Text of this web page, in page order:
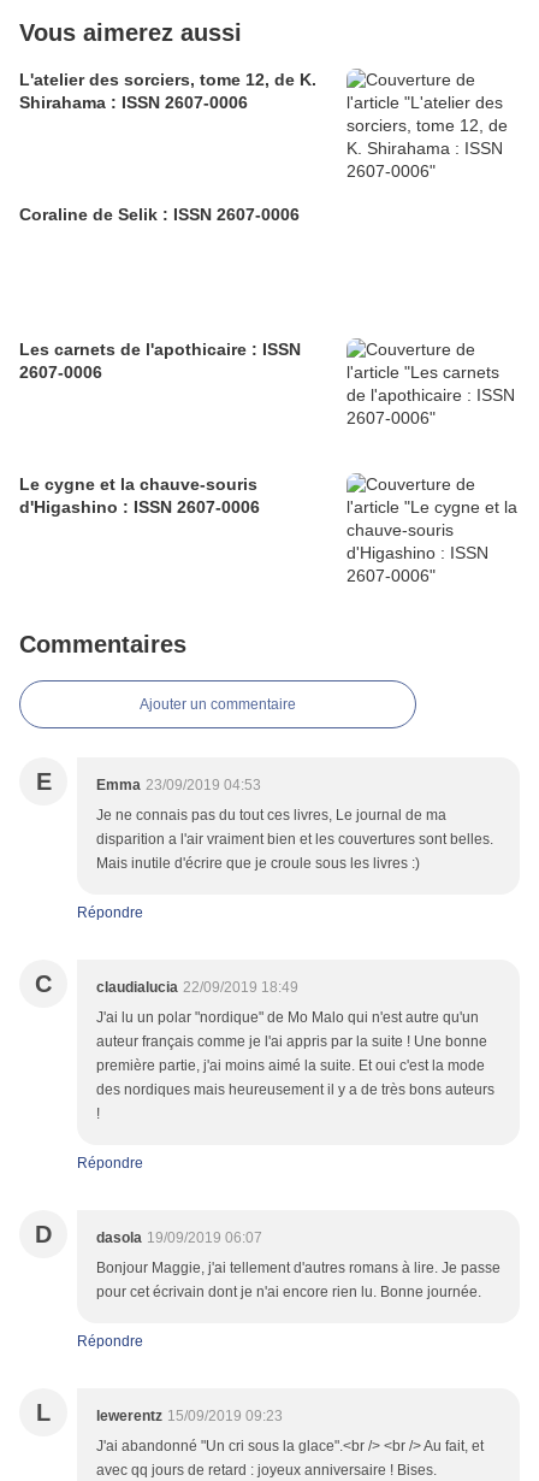
Vous aimerez aussi
L'atelier des sorciers, tome 12, de K.
Shirahama : ISSN 2607-0006
Coraline de Selik : ISSN 2607-0006
Les carnets de l'apothicaire : ISSN
2607-0006
Le cygne et la chauve-souris
d'Higashino : ISSN 2607-0006
Commentaires
Ajouter un commentaire
E Emma 23/09/2019 04:53
Je ne connais pas du tout ces livres, Le journal de ma
disparition a l'air vraiment bien et les couvertures sont belles.
Mais inutile d'écrire que je croule sous les livres :)
Répondre
C claudialucia 22/09/2019 18:49
J'ai lu un polar "nordique" de Mo Malo qui n'est autre qu'un
auteur français comme je l'ai appris par la suite ! Une bonne
première partie, j'ai moins aimé la suite. Et oui c'est la mode
des nordiques mais heureusement il y a de très bons auteurs
!
Répondre
D dasola 19/09/2019 06:07
Bonjour Maggie, j'ai tellement d'autres romans à lire. Je passe
pour cet écrivain dont je n'ai encore rien lu. Bonne journée.
Répondre
L lewerentz 15/09/2019 09:23
J'ai abandonné "Un cri sous la glace".<br /> <br /> Au fait, et
avec qq jours de retard : joyeux anniversaire ! Bises.